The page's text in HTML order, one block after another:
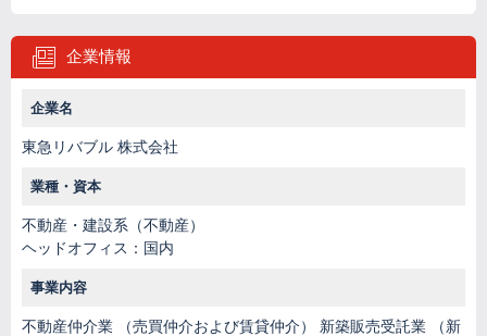
企業情報
企業名
東急リバブル 株式会社
業種・資本
不動産・建設系（不動産）
ヘッドオフィス：国内
事業内容
不動産仲介業 （売買仲介および賃貸仲介） 新築販売受託業 （新